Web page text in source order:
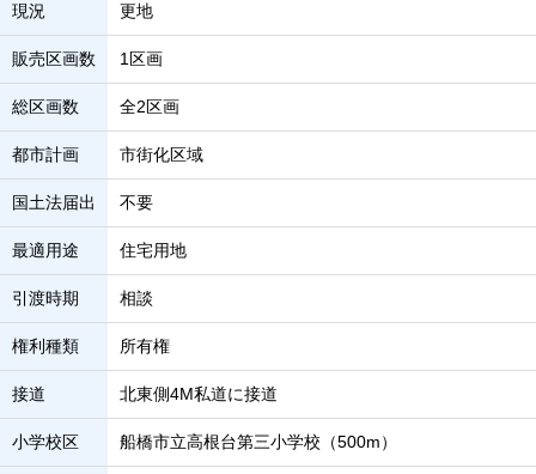
現況 更地
販売区画数 1区画
総区画数 全2区画
都市計画 市街化区域
国土法届出 不要
最適用途 住宅用地
引渡時期 相談
権利種類 所有権
接道 北東側4M私道に接道
小学校区 船橋市立高根台第三小学校（500m）